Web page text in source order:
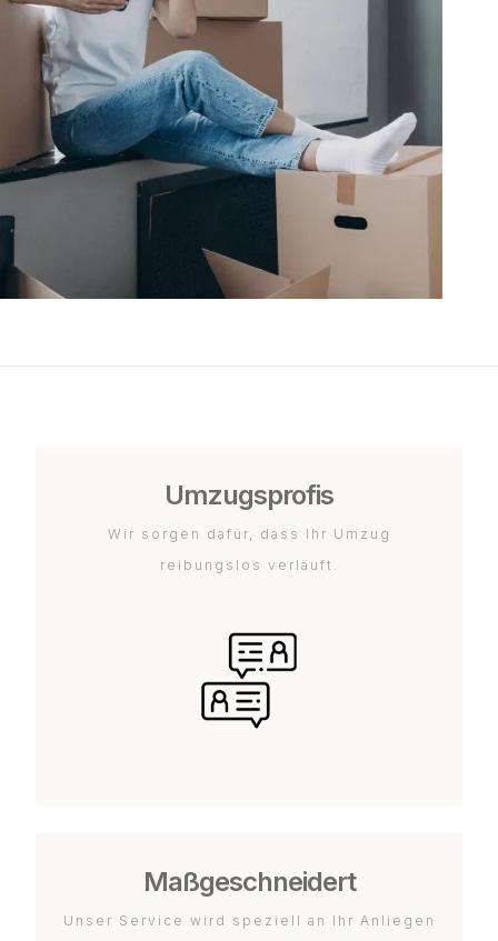
Umzugsprofis
Wir sorgen dafür, dass Ihr Umzug
reibungslos verläuft.
Maßgeschneidert
Unser Service wird speziell an Ihr Anliegen